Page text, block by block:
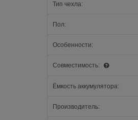
Тип чехла:
Пол:
Особенности:
Совместимость:
Ёмкость аккумулятора:
Производитель: